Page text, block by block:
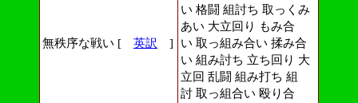
無秩序な戦い [ 英訳 ]
い 格闘 組討ち 取っくみ
あい 大立回り もみ合
い 取っ組み合い 揉み合
い 組み討ち 立ち回り 大
立回 乱闘 組み打ち 組
討 取っ組合い 殴り合